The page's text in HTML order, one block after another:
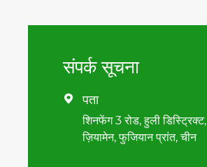
संपर्क सूचना
 पता
शिनफेंग 3 रोड, हुली डिस्ट्रिक्ट,
ज़ियामेन, फुजियान प्रांत, चीन